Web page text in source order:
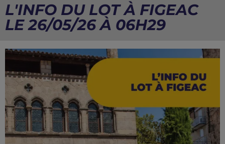
L'INFO DU LOT À FIGEAC
LE 26/05/26 À 06H29